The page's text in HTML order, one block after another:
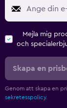
Mejla mig
och
Skapa en
Genom att skapa en
sekretesspolicy.